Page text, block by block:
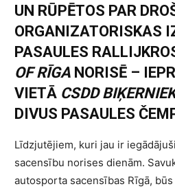
UN RŪPĒTOS PAR
ORGANIZATORISKAS
PASAULES
OF RĪGA NORISĒ –
VIETĀ CSDD
DIVUS PASAULES
Līdzjutējiem, kuri jau ir
sacensību norises dienām.
autosporta sacensības Rīgā,